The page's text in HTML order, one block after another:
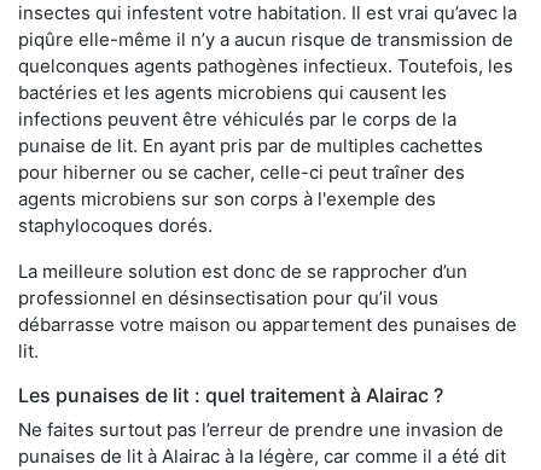
insectes qui infestent votre habitation. Il est vrai qu’avec la
piqûre elle-même il n’y a aucun risque de transmission de
quelconques agents pathogènes infectieux. Toutefois, les
bactéries et les agents microbiens qui causent les
infections peuvent être véhiculés par le corps de la
punaise de lit. En ayant pris par de multiples cachettes
pour hiberner ou se cacher, celle-ci peut traîner des
agents microbiens sur son corps à l'exemple des
staphylocoques dorés.
La meilleure solution est donc de se rapprocher d’un
professionnel en désinsectisation pour qu’il vous
débarrasse votre maison ou appartement des punaises de
lit.
Les punaises de lit : quel traitement à Alairac ?
Ne faites surtout pas l’erreur de prendre une invasion de
punaises de lit à Alairac à la légère, car comme il a été dit